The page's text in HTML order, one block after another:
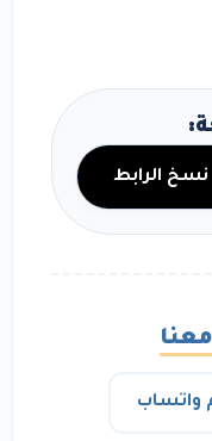
نسخ الرابط
واتساب